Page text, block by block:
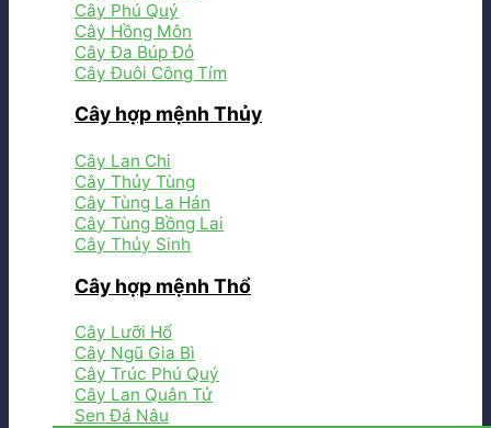
Cây Phú Quý
Cây Hồng Môn
Cây Đa Búp Đỏ
Cây Đuôi Công Tím
Cây hợp mệnh Thủy
Cây Lan Chi
Cây Thủy Tùng
Cây Tùng La Hán
Cây Tùng Bồng Lai
Cây Thủy Sinh
Cây hợp mệnh Thổ
Cây Lưỡi Hổ
Cây Ngũ Gia Bì
Cây Trúc Phú Quý
Cây Lan Quân Tử
Sen Đá Nâu